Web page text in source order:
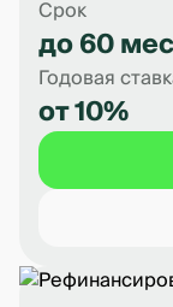
Срок
до 60
Годовая
от 10%